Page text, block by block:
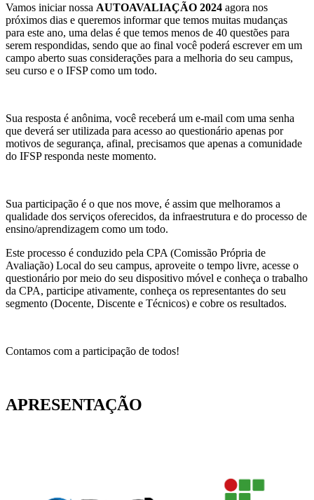
Vamos iniciar nossa AUTOAVALIAÇÃO 2024 agora nos
próximos dias e queremos informar que temos muitas mudanças
para este ano, uma delas é que temos menos de 40 questões para
serem respondidas, sendo que ao final você poderá escrever em um
campo aberto suas considerações para a melhoria do seu campus,
seu curso e o IFSP como um todo.
Sua resposta é anônima, você receberá um e-mail com uma senha
que deverá ser utilizada para acesso ao questionário apenas por
motivos de segurança, afinal, precisamos que apenas a comunidade
do IFSP responda neste momento.
Sua participação é o que nos move, é assim que melhoramos a
qualidade dos serviços oferecidos, da infraestrutura e do processo de
ensino/aprendizagem como um todo.
Este processo é conduzido pela CPA (Comissão Própria de
Avaliação) Local do seu campus, aproveite o tempo livre, acesse o
questionário por meio do seu dispositivo móvel e conheça o trabalho
da CPA, participe ativamente, conheça os representantes do seu
segmento (Docente, Discente e Técnicos) e cobre os resultados.
Contamos com a participação de todos!
APRESENTAÇÃO